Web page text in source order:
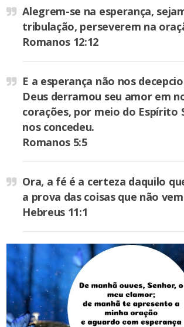
Alegrem-se na esperança,
tribulação, perseverem na
Romanos 12:12
E a esperança não nos
Deus derramou seu amor em
corações, por meio do Espírito
nos concedeu.
Romanos 5:5
Ora, a fé é a certeza daquilo
a prova das coisas que não
Hebreus 11:1